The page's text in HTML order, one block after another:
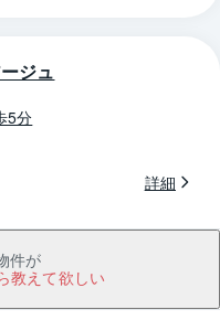
ジュ
5分
詳細
件が
教えて欲しい